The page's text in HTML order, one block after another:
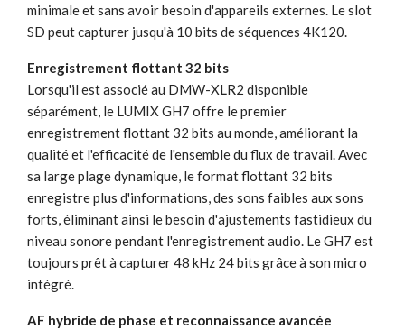
minimale et sans avoir besoin d'appareils externes. Le slot
SD peut capturer jusqu'à 10 bits de séquences 4K120.
Enregistrement flottant 32 bits
Lorsqu'il est associé au DMW-XLR2 disponible
séparément, le LUMIX GH7 offre le premier
enregistrement flottant 32 bits au monde, améliorant la
qualité et l'efficacité de l'ensemble du flux de travail. Avec
sa large plage dynamique, le format flottant 32 bits
enregistre plus d'informations, des sons faibles aux sons
forts, éliminant ainsi le besoin d'ajustements fastidieux du
niveau sonore pendant l'enregistrement audio. Le GH7 est
toujours prêt à capturer 48 kHz 24 bits grâce à son micro
intégré.
AF hybride de phase et reconnaissance avancée